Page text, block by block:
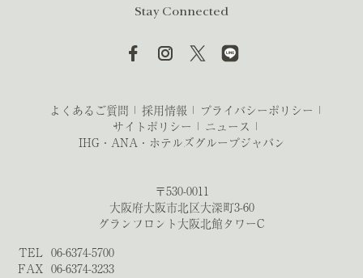
Stay Connected
よくあるご質問 採用情報
プライバシーポリシー
サイトポリシー
ニュース
IHG・ANA・ホテルズグループジャパン
〒530-0011
大阪府大阪市北区大深町3-60
グランフロント大阪北館タワーC
TEL 06-6374-5700
FAX 06-6374-3233